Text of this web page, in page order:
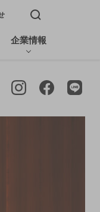
検索窓を開く
企業情報